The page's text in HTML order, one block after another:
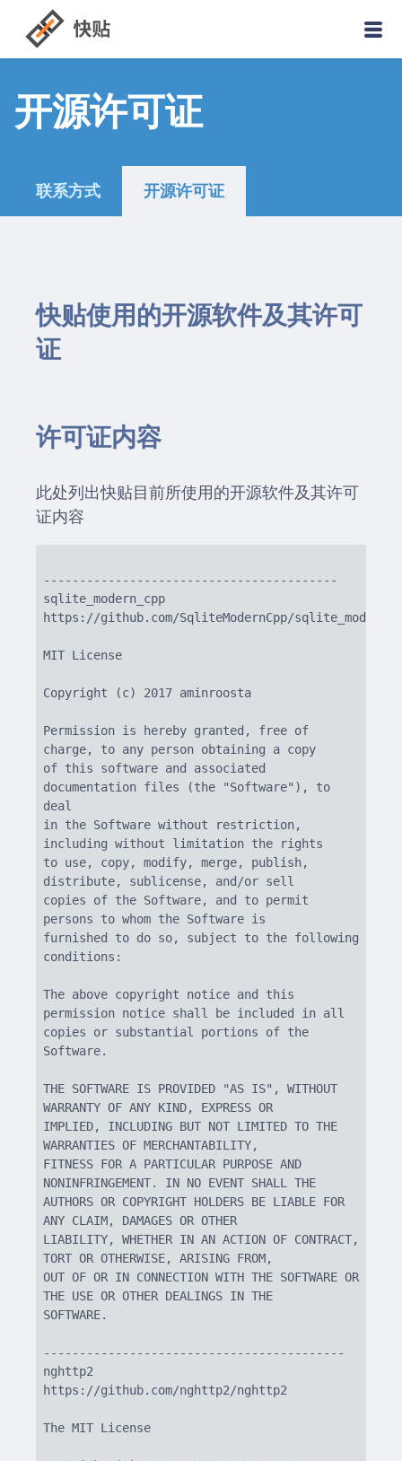
开源许可证
联系方式 开源许可证
快贴使用的开源软件及其许可
证
许可证内容
此处列出快贴目前所使用的开源软件及其许可
证内容